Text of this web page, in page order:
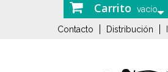
Carrito vacío
Contacto Distribución